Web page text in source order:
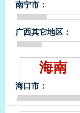
南宁市：
广西其它地区：
海南
海口市：